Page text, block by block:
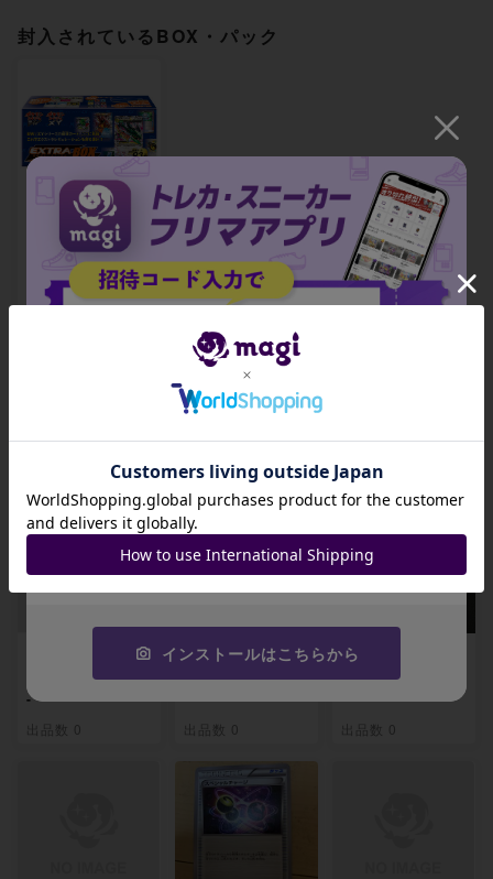
封入されているBOX・パック
BW/XY エクストラ
レギュレーションB
OX ポケモンカード
ジム限定 未開封BO
X
フレフワン 018/04
-
出品数 0
レックウザEX 01
-
出品数 0
MレックウザEX 02
-
出品数 0
招待コード
JA9XS8
コピーする
インストールはこちらから